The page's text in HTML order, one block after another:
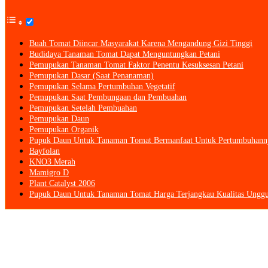
Buah Tomat Diincar Masyarakat Karena Mengandung Gizi Tinggi
Budidaya Tanaman Tomat Dapat Menguntungkan Petani
Pemupukan Tanaman Tomat Faktor Penentu Kesuksesan Petani
Pemupukan Dasar (Saat Penanaman)
Pemupukan Selama Pertumbuhan Vegetatif
Pemupukan Saat Pembungaan dan Pembuahan
Pemupukan Setelah Pembuahan
Pemupukan Daun
Pemupukan Organik
Pupuk Daun Untuk Tanaman Tomat Bermanfaat Untuk
Bayfolan
KNO3 Merah
Mamigro D
Plant Catalyst 2006
Pupuk Daun Untuk Tanaman Tomat Harga Terjangkau Kualitas